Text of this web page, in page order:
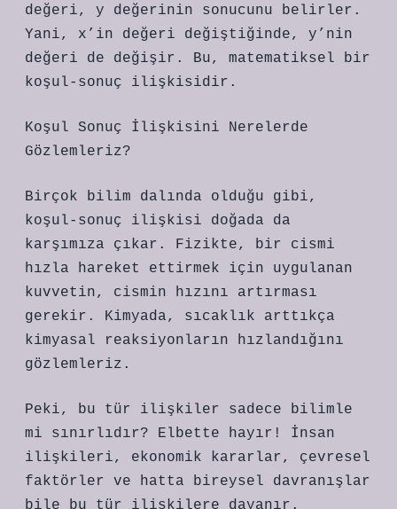
değeri, y değerinin sonucunu belirler.
Yani, x’in değeri değiştiğinde, y’nin
değeri de değişir. Bu, matematiksel bir
koşul-sonuç ilişkisidir.
Koşul Sonuç İlişkisini Nerelerde
Gözlemleriz?
Birçok bilim dalında olduğu gibi,
koşul-sonuç ilişkisi doğada da
karşımıza çıkar. Fizikte, bir cismi
hızla hareket ettirmek için uygulanan
kuvvetin, cismin hızını artırması
gerekir. Kimyada, sıcaklık arttıkça
kimyasal reaksiyonların hızlandığını
gözlemleriz.
Peki, bu tür ilişkiler sadece bilimle
mi sınırlıdır? Elbette hayır! İnsan
ilişkileri, ekonomik kararlar, çevresel
faktörler ve hatta bireysel davranışlar
bile bu tür ilişkilere dayanır.